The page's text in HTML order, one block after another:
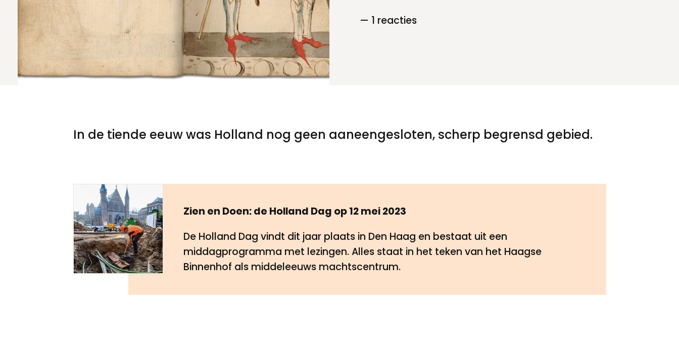
Meld een archeologische vondst
Nieuwsbrief
Toegankelijkheid
Privacyverklaring
Nieuwsbrief
Voorwaarden
Privacyverklaring
— 1 reacties
In de tiende eeuw was Holland nog geen aaneengesloten, scherp begrensd gebied.
Zien en Doen: de Holland Dag op 12 mei 2023
De Holland Dag vindt dit jaar plaats in Den Haag en bestaat uit een
middagprogramma met lezingen. Alles staat in het teken van het Haagse
Binnenhof als middeleeuws machtscentrum.